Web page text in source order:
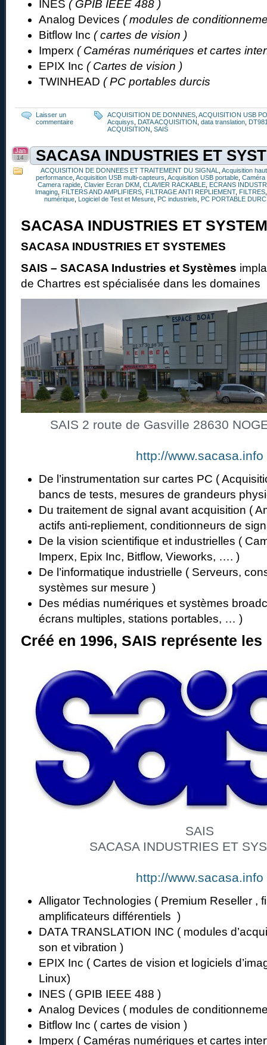
INES ( GPIB IEEE 488 )
Analog Devices ( modules de
Bitflow Inc ( cartes de vision )
Imperx ( Caméras numériques et cartes
EPIX Inc ( Cartes de vision )
TWINHEAD ( PC portables durcis
Laisser un
commentaire
ACQUISITION DE DONNNES ACQUISITION USB
Acquisys
DATA ACQUISITION data translation
ACQUISITION SAIS
SACASA INDUSTRIES ET
Jan
14
ACQUISITION DE DONNEES ET TRAITEMENT DU SIGNAL
Acquisition
performance Acquisition USB multi-capteurs Acquisition USB portable Caméra
Camera rapide Clavier Ecran DKM CLAVIER RACKABLE ECRANS
Imaging FILTERS AND AMPLIFIERS FILTRAGE ANTI REPLIEMENT, FILTRES
numérique Logiciel de Test et Mesure PC industriels PC PORTABLE
SACASA INDUSTRIES ET
SACASA INDUSTRIES ET SYSTEMES
SAIS – SACASA Industries et Systèmes
de Chartres est spécialisée dans les domaines
SAIS 2 route de Gasville 28630
http://www.sacasa.info
De l’instrumentation sur cartes PC (
bancs de tests, mesures de grandeurs
Du traitement de signal avant acquisition (
actifs anti-repliement, conditionneurs de
De la vision scientifique et industrielles (
Imperx, Epix Inc, Bitflow, Vieworks, …. )
De l’informatique industrielle ( Serveurs,
systèmes sur mesure )
Des médias numériques et systèmes
écrans multiples, stations portables, … )
Créé en 1996, SAIS représente
SAIS
SACASA INDUSTRIES ET
http://www.sacasa.info
Alligator Technologies ( Premium Reseller ,
amplificateurs différentiels )
DATA TRANSLATION INC ( modules
son et vibration )
EPIX Inc ( Cartes de vision et logiciels
Linux)
INES ( GPIB IEEE 488 )
Analog Devices ( modules de
Bitflow Inc ( cartes de vision )
Imperx ( Caméras numériques et cartes